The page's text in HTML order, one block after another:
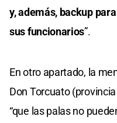
y, además, backup
sus funcionarios”.
En otro apartado, la
Don Torcuato
“que las palas no